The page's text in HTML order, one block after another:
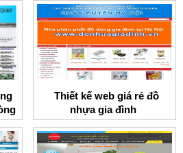
Thiết kế web giá rẻ đồ
nhựa gia đình